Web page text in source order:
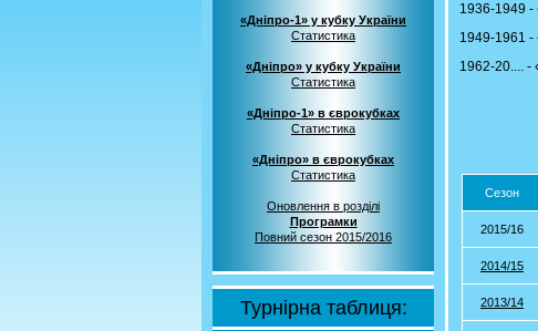
«Дніпро-1» у кубку України
Статистика
«Дніпро» у кубку України
Статистика
«Дніпро-1» в єврокубках
Статистика
«Дніпро» в єврокубках
Статистика
Оновлення в розділі
Програмки
Повний сезон 2015/2016
Турнірна таблиця:
1936-1949 -
1949-1961 -
1962-20.... -
Сезон
2015/16
2014/15
2013/14